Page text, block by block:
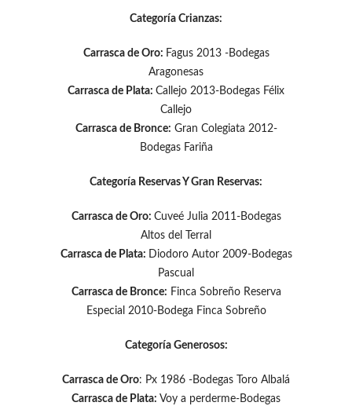
Categoría Crianzas:
Carrasca de Oro: Fagus 2013 -Bodegas
Aragonesas
Carrasca de Plata: Callejo 2013-Bodegas Félix
Callejo
Carrasca de Bronce: Gran Colegiata 2012-
Bodegas Fariña
Categoría Reservas Y Gran Reservas:
Carrasca de Oro: Cuveé Julia 2011-Bodegas
Altos del Terral
Carrasca de Plata: Diodoro Autor 2009-Bodegas
Pascual
Carrasca de Bronce: Finca Sobreño Reserva
Especial 2010-Bodega Finca Sobreño
Categoría Generosos:
Carrasca de Oro: Px 1986 -Bodegas Toro Albalá
Carrasca de Plata: Voy a perderme-Bodegas